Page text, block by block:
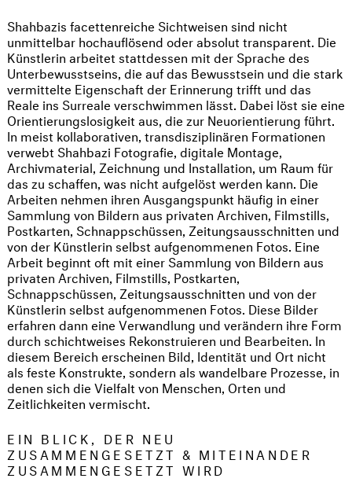
Shahbazis facettenreiche Sichtweisen sind nicht
unmittelbar hochauflösend oder absolut transparent. Die
Künstlerin arbeitet stattdessen mit der Sprache des
Unterbewusstseins, die auf das Bewusstsein und die stark
vermittelte Eigenschaft der Erinnerung trifft und das
Reale ins Surreale verschwimmen lässt. Dabei löst sie eine
Orientierungslosigkeit aus, die zur Neuorientierung führt.
In meist kollaborativen, transdisziplinären Formationen
verwebt Shahbazi Fotografie, digitale Montage,
Archivmaterial, Zeichnung und Installation, um Raum für
das zu schaffen, was nicht aufgelöst werden kann. Die
Arbeiten nehmen ihren Ausgangspunkt häufig in einer
Sammlung von Bildern aus privaten Archiven, Filmstills,
Postkarten, Schnappschüssen, Zeitungsausschnitten und
von der Künstlerin selbst aufgenommenen Fotos. Eine
Arbeit beginnt oft mit einer Sammlung von Bildern aus
privaten Archiven, Filmstills, Postkarten,
Schnappschüssen, Zeitungsausschnitten und von der
Künstlerin selbst aufgenommenen Fotos. Diese Bilder
erfahren dann eine Verwandlung und verändern ihre Form
durch schichtweises Rekonstruieren und Bearbeiten. In
diesem Bereich erscheinen Bild, Identität und Ort nicht
als feste Konstrukte, sondern als wandelbare Prozesse, in
denen sich die Vielfalt von Menschen, Orten und
Zeitlichkeiten vermischt.
EIN BLICK, DER NEU
ZUSAMMENGESETZT & MITEINANDER
ZUSAMMENGESETZT WIRD